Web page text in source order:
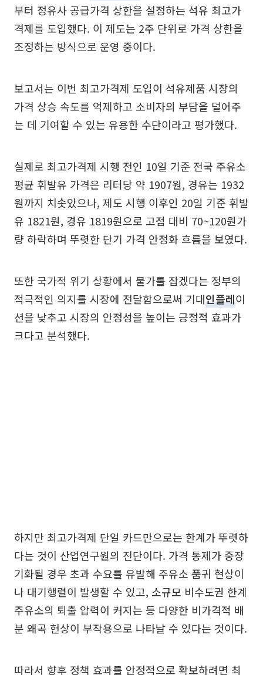
부터 정유사 공급가격 상한을 설정하는 석유 최고가
격제를 도입했다. 이 제도는 2주 단위로 가격 상한을
조정하는 방식으로 운영 중이다.
보고서는 이번 최고가격제 도입이 석유제품 시장의
가격 상승 속도를 억제하고 소비자의 부담을 덜어주
는 데 기여할 수 있는 유용한 수단이라고 평가했다.
실제로 최고가격제 시행 전인 10일 기준 전국 주유소
평균 휘발유 가격은 리터당 약 1907원, 경유는 1932
원까지 치솟았으나, 제도 시행 이후인 20일 기준 휘발
유 1821원, 경유 1819원으로 고점 대비 70~120원가
량 하락하며 뚜렷한 단기 가격 안정화 흐름을 보였다.
또한 국가적 위기 상황에서 물가를 잡겠다는 정부의
적극적인 의지를 시장에 전달함으로써 기대인플레이
션을 낮추고 시장의 안정성을 높이는 긍정적 효과가
크다고 분석했다.
하지만 최고가격제 단일 카드만으로는 한계가 뚜렷하
다는 것이 산업연구원의 진단이다. 가격 통제가 중장
기화될 경우 초과 수요를 유발해 주유소 품귀 현상이
나 대기행렬이 발생할 수 있고, 소규모 비수도권 한계
주유소의 퇴출 압력이 커지는 등 다양한 비가격적 배
분 왜곡 현상이 부작용으로 나타날 수 있다는 것이다.
따라서 향후 정책 효과를 안정적으로 확보하려면 최